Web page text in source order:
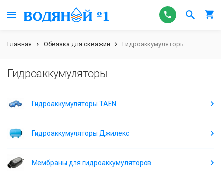
Главная Обвязка для скважин Гидроаккумуляторы
Гидроаккумуляторы
Гидроаккумуляторы TAEN
Гидроаккумуляторы Джилекс
Мембраны для гидроаккумуляторов